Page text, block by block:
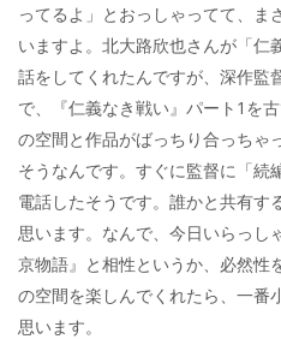
ってるよ」とおっしゃってて、ま
いますよ。北大路欣也さんが「仁
話をしてくれたんですが、深作監
で、『仁義なき戦い』パート1を
の空間と作品がばっちり合っちゃ
そうなんです。すぐに監督に「続
電話したそうです。誰かと共有す
思います。なんで、今日いらっし
京物語』と相性というか、必然性
の空間を楽しんでくれたら、一番
思います。